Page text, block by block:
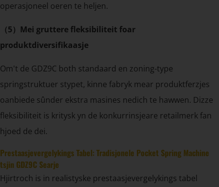
operasjoneel oeren te heljen.
（5）Mei gruttere fleksibiliteit foar
produktdiversifikaasje
Om't de GDZ9C both standaard en zoning-type
springstruktuer stypet, kinne fabryk mear produktferzjes
oanbiede sûnder ekstra masines nedich te hawwen. Dizze
fleksibiliteit is kritysk yn de konkurrinsjeare retailmerk fan
hjoed de dei.
Prestaasjevergelykings Tabel: Tradisjonele Pocket Spring Machine
tsjin GDZ9C Searje
Hjirtroch is in realistyske prestaasjevergelykings tabel